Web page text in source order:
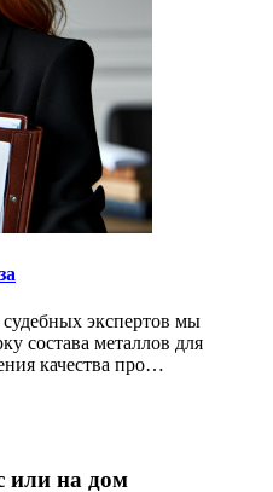
экспертов мы
состава металлов для
качества про…
или на дом